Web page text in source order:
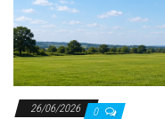
26/06/2026 0